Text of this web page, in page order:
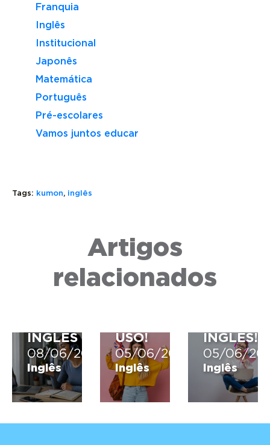
Franquia
Inglês
Institucional
Japonês
Matemática
Português
Pré-escolares
Vamos juntos educar
Tags: kumon, inglês
Artigos
relacionados
MELHORAR
PRONÚNCIA
INGLÊS
08/06/2026
Inglês
ARE:
TIRE
TODAS
SUAS
USO!
05/06/2026
Inglês
QUANTO
TEMPO
INGLÊS!
05/06/
Inglês